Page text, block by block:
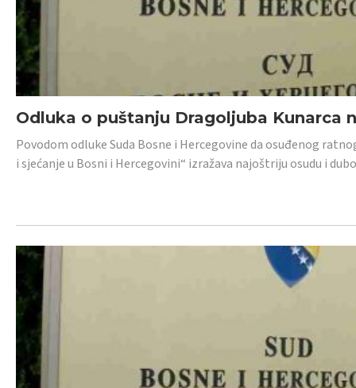
Odluka o puštanju Dragoljuba Kunarca
Povodom odluke Suda Bosne i Hercegovine da osuđenog
i sjećanje u Bosni i Hercegovini“ izražava najoštriju osudu i